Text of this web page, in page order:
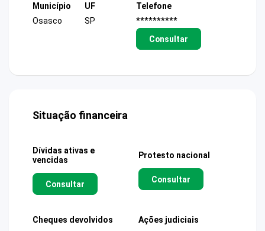
Município
Osasco
UF
SP
Telefone
**********
Consultar
Situação financeira
Dívidas ativas e
vencidas
Consultar
Protesto nacional
Consultar
Cheques devolvidos Ações judiciais